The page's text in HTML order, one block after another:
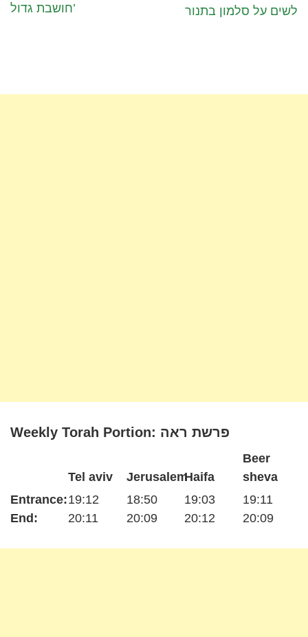
חושבת גדול’
לשים על סלמון בתנור
Weekly Torah Portion: פרשת ראה
Entrance:
End:
Tel aviv
19:12
20:11
Jerusalem
18:50
20:09
Haifa
19:03
20:12
Beer
sheva
19:11
20:09